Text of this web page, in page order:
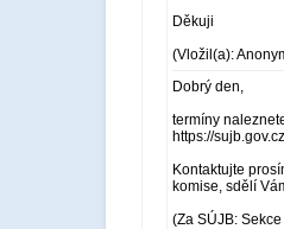
Děkuji
(Vložil(a):
Dobrý den,
termíny
https://
Kontaktujte
komise, sdělí
(Za SÚJB: